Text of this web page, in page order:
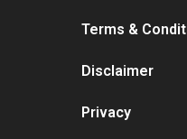
Terms &
Disclaimer
Privacy